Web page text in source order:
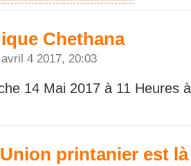
Chethana
4 2017, 20:03
14 Mai 2017 à 11 Heures
printanier est là